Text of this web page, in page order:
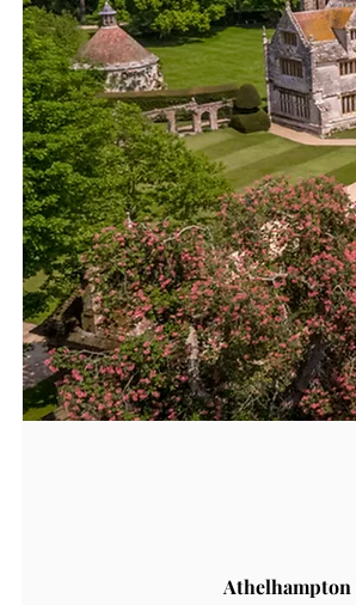
Athelhampton